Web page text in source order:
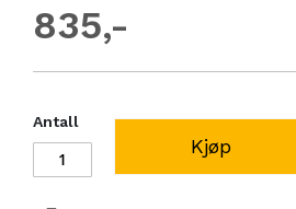
835
Antall
Kjøp
bildegalleri